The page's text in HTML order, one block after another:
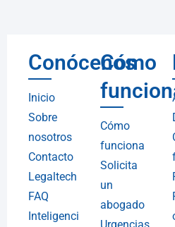
Conócenos
Inicio
Sobre
nosotros
Contacto
Legaltech
FAQ
Inteligenci
Cómo
Cómo
funciona
Solicita
un
abogado